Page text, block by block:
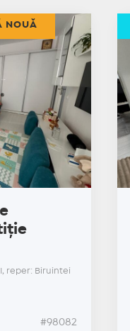
reper: Biruintei
#98082
NOUĂ